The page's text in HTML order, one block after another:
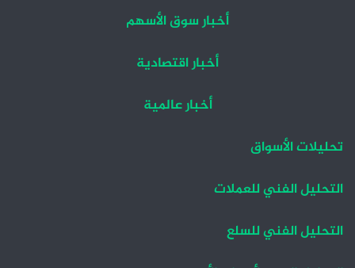
أخبار سوق الأسهم
أخبار اقتصادية
أخبار عالمية
تحليلات الأسواق
التحليل الفني للعملات
التحليل الفني للسلع